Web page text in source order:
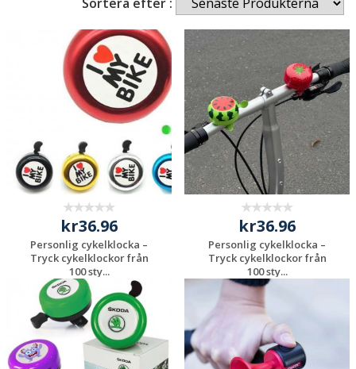
kr36.96
Personlig cykelklocka –
Tryck cykelklockor från
100 sty...
Begär en
kostnadsfri offert
kr36.96
Personlig cykelklocka –
Tryck cykelklockor från
100 sty...
Begär en
kostnadsfri offert